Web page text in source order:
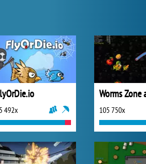
492x 105 750x